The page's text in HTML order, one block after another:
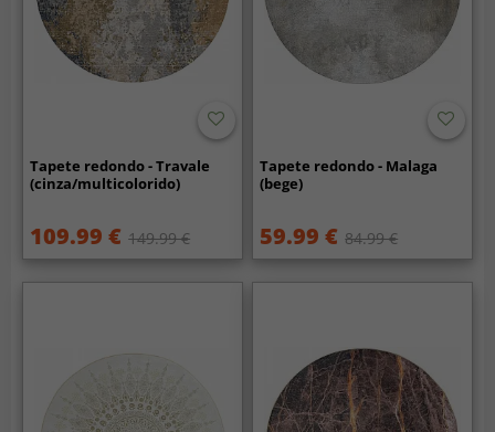
Tapete redondo - Travale
(cinza/multicolorido)
109.99 € 149.99 €
Tapete redondo - Malaga
(bege)
59.99 € 84.99 €